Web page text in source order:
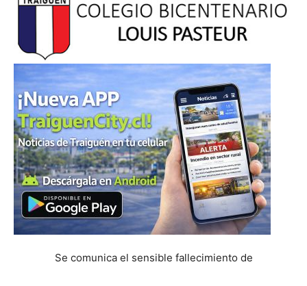
Se comunica el sensible fallecimiento de